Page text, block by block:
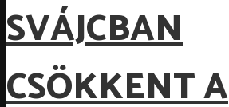
SVÁJCBAN
CSÖKKENT A